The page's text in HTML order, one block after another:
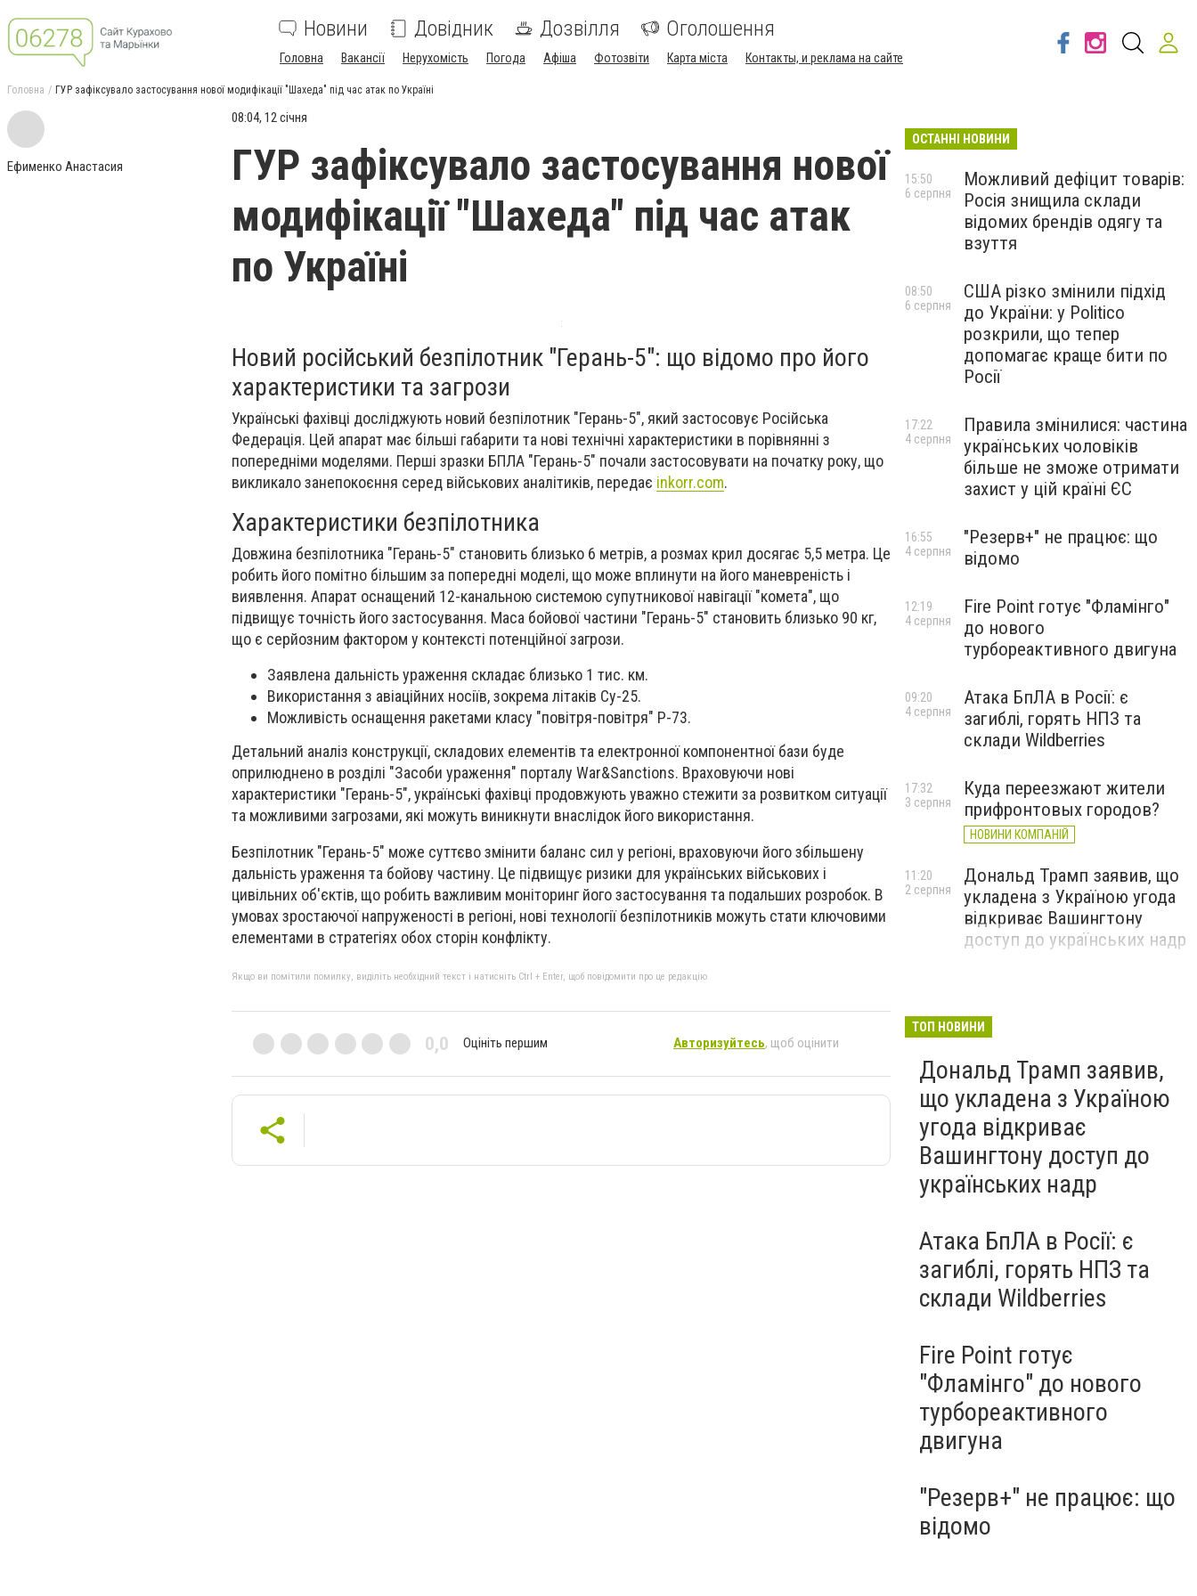
Новини Довідник Дозвілля Оголошення
Головна Вакансії Нерухомість Погода Афіша Фотозвіти Карта міста Контакты, и реклама на сайте
Головна ГУР зафіксувало застосування нової модифікації "Шахеда" під час атак по Україні
Ефименко Анастасия
08:04, 12 січня
ГУР зафіксувало застосування нової
модифікації "Шахеда" під час атак
по Україні
Новий російський безпілотник "Герань-5": що відомо про його
характеристики та загрози
Українські фахівці досліджують новий безпілотник "Герань-5", який застосовує Російська
Федерація. Цей апарат має більші габарити та нові технічні характеристики в порівнянні з
попередніми моделями. Перші зразки БПЛА "Герань-5" почали застосовувати на початку року, що
викликало занепокоєння серед військових аналітиків, передає inkorr.com.
Характеристики безпілотника
Довжина безпілотника "Герань-5" становить близько 6 метрів, а розмах крил досягає 5,5 метра. Це
робить його помітно більшим за попередні моделі, що може вплинути на його маневреність і
виявлення. Апарат оснащений 12-канальною системою супутникової навігації "комета", що
підвищує точність його застосування. Маса бойової частини "Герань-5" становить близько 90 кг,
що є серйозним фактором у контексті потенційної загрози.
Заявлена дальність ураження складає близько 1 тис. км.
Використання з авіаційних носіїв, зокрема літаків Су-25.
Можливість оснащення ракетами класу "повітря-повітря" Р-73.
Детальний аналіз конструкції, складових елементів та електронної компонентної бази буде
оприлюднено в розділі "Засоби ураження" порталу War&Sanctions. Враховуючи нові
характеристики "Герань-5", українські фахівці продовжують уважно стежити за розвитком ситуації
та можливими загрозами, які можуть виникнути внаслідок його використання.
Безпілотник "Герань-5" може суттєво змінити баланс сил у регіоні, враховуючи його збільшену
дальність ураження та бойову частину. Це підвищує ризики для українських військових і
цивільних об'єктів, що робить важливим моніторинг його застосування та подальших розробок. В
умовах зростаючої напруженості в регіоні, нові технології безпілотників можуть стати ключовими
елементами в стратегіях обох сторін конфлікту.
Якщо ви помітили помилку, виділіть необхідний текст і натисніть Ctrl + Enter, щоб повідомити про це редакцію
0,0 Оцініть першим Авторизуйтесь, щоб оцінити
ОСТАННІ НОВИНИ
Можливий дефіцит товарів:
Росія знищила склади
відомих брендів одягу та
взуття
15:50
6 серпня
США різко змінили підхід
до України: у Politico
розкрили, що тепер
допомагає краще бити по
Росії
08:50
6 серпня
Правила змінилися: частина
українських чоловіків
більше не зможе отримати
захист у цій країні ЄС
17:22
4 серпня
"Резерв+" не працює: що
відомо
16:55
4 серпня
Fire Point готує "Фламінго"
до нового
турбореактивного двигуна
12:19
4 серпня
Атака БпЛА в Росії: є
загиблі, горять НПЗ та
склади Wildberries
09:20
4 серпня
Куда переезжают жители
прифронтовых городов?
НОВИНИ КОМПАНІЙ
17:32
3 серпня
Дональд Трамп заявив, що
укладена з Україною угода
відкриває Вашингтону
доступ до українських надр
11:20
2 серпня
ТОП НОВИНИ
Дональд Трамп заявив,
що укладена з Україною
угода відкриває
Вашингтону доступ до
українських надр
Атака БпЛА в Росії: є
загиблі, горять НПЗ та
склади Wildberries
Fire Point готує
"Фламінго" до нового
турбореактивного
двигуна
"Резерв+" не працює: що
відомо